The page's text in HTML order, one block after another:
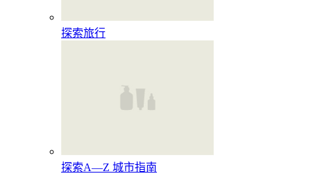
探索旅行
探索A—Z 城市指南